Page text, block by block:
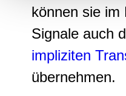
können sie im
Signale auch
impliziten
übernehmen.